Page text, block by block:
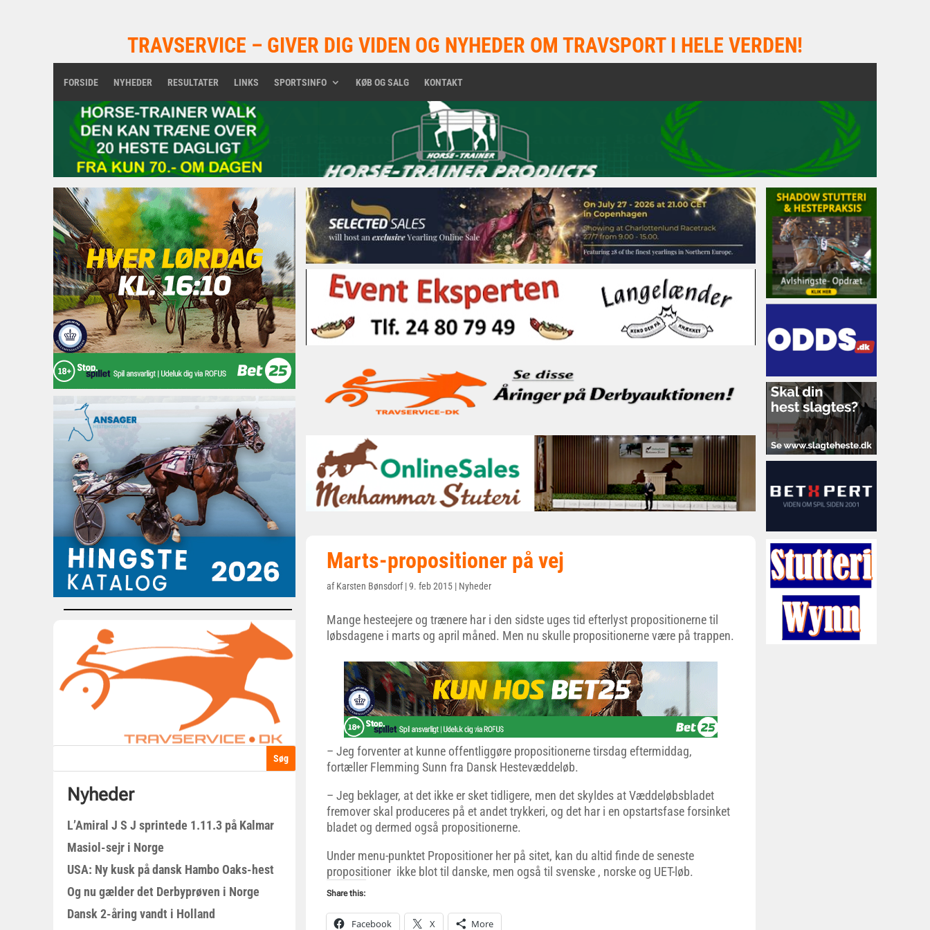
TRAVSERVICE – GIVER DIG VIDEN OG NYHEDER OM TRAVSPORT I HELE VERDEN!
FORSIDE NYHEDER RESULTATER LINKS SPORTSINFO KØB OG SALG KONTAKT
Nyheder
L’Amiral J S J sprintede 1.11.3 på Kalmar
Masiol-sejr i Norge
USA: Ny kusk på dansk Hambo Oaks-hest
Og nu gælder det Derbyprøven i Norge
Dansk 2-åring vandt i Holland
Marts-propositioner på vej
afKarsten Bønsdorf|9. feb 2015 | Nyheder
Mange hesteejere og trænere har i den sidste uges tid efterlyst propositionerne til
løbsdagene i marts og april måned. Men nu skulle propositionerne være på trappen.
– Jeg forventer at kunne offentliggøre propositionerne tirsdag eftermiddag,
fortæller Flemming Sunn fra Dansk Hestevæddeløb.
– Jeg beklager, at det ikke er sket tidligere, men det skyldes at Væddeløbsbladet
fremover skal produceres på et andet trykkeri, og det har i en opstartsfase forsinket
bladet og dermed også propositionerne.
Under menu-punktet Propositioner her på sitet, kan du altid finde de seneste
propositioner ikke blot til danske, men også til svenske , norske og UET-løb.
Share this:
Facebook X More